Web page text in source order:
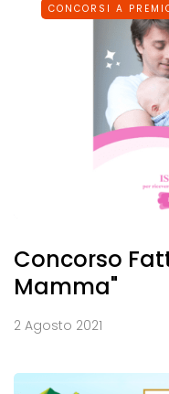
CONCORSI A
Concorso
Mamma"
2 Agosto 2021